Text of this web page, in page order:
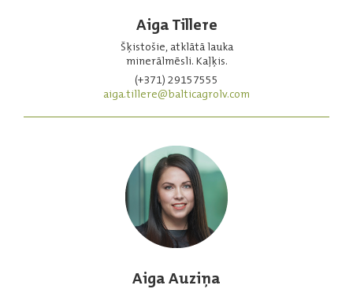
Aiga Tillere
Šķistošie, atklātā lauka
minerālmēsli. Kaļķis.
(+371) 29157555
aiga.tillere@balticagrolv.com
Aiga Auziņa